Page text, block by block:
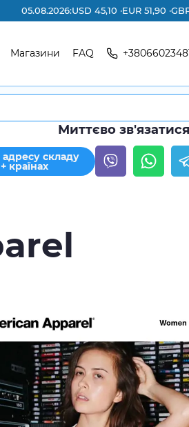
05.08.2026:USD 45,10 ·EUR 51,90 ·
Магазини FAQ
Миттєво
складу
країнах